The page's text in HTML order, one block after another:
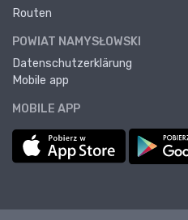
Routen
POWIAT NAMYSŁOWSKI
Datenschutzerklärung
Mobile app
MOBILE APP